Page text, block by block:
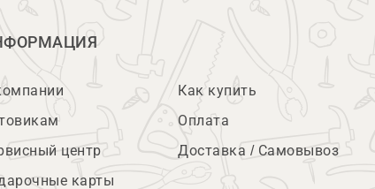
центр
карты
Как купить
Оплата
Доставка / Самовывоз